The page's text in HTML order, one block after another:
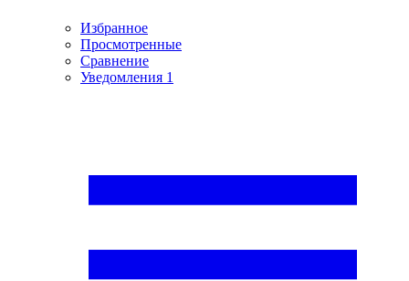
Избранное
Просмотренные
Сравнение
Уведомления 1